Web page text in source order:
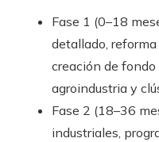
Fase 1 (0–18
detallado,
creación de
agroindustria y
Fase 2 (18–36
industriales,